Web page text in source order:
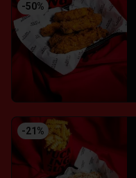
-50%
-21 %